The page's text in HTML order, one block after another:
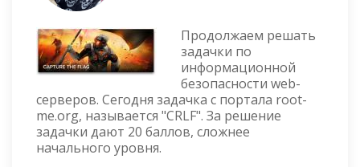
CRLF
Продолжаем решать
задачки по
информационной
безопасности web-
серверов. Сегодня задачка с портала root-
me.org, называется "CRLF". За решение
задачки дают 20 баллов, сложнее
начального уровня.